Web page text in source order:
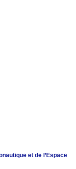
et de l’Espace